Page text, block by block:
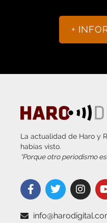
+
La actualidad de Haro y
habías visto.
“Porque otro periodismo